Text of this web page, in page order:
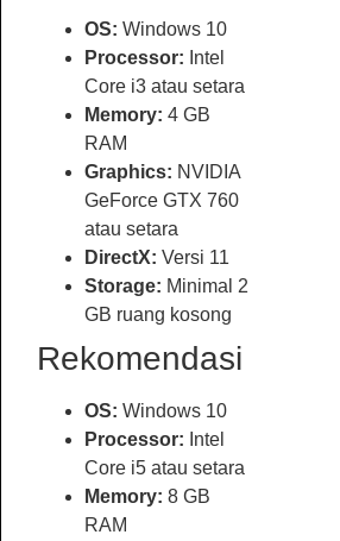
OS: Windows 10
Processor: Intel
Core i3 atau setara
Memory: 4 GB
RAM
Graphics: NVIDIA
GeForce GTX 760
atau setara
DirectX: Versi 11
Storage: Minimal 2
GB ruang kosong
Rekomendasi
OS: Windows 10
Processor: Intel
Core i5 atau setara
Memory: 8 GB
RAM